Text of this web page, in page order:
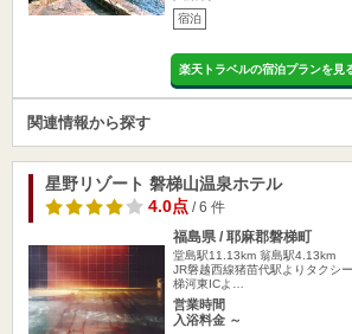
宿泊
楽天トラベルの宿泊プランを見
関連情報から探す
星野リゾート 磐梯山温泉ホテル
4.0点/ 6 件
福島県 / 耶麻郡磐梯町
堂島駅11.13km 翁島駅4.13km
JR磐越西線猪苗代駅よりタクシ
梯河東ICよ…
営業時間
入浴料金 ～